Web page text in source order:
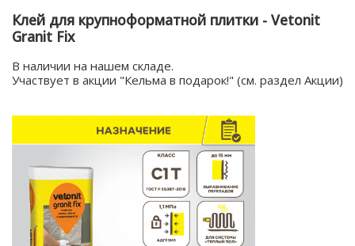
Клей для крупноформатной плитки - Vetonit
Granit Fix
В наличии на нашем складе.
Участвует в акции "Кельма в подарок!" (см. раздел Акции)